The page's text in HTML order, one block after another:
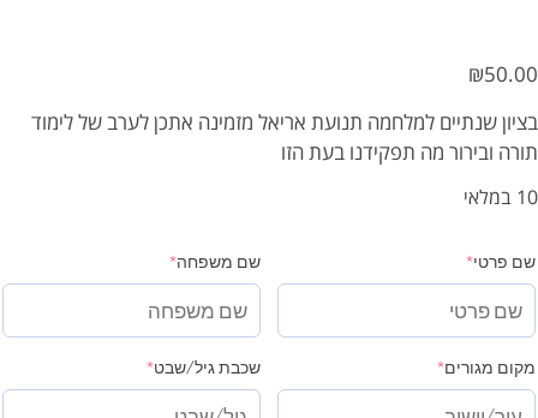
₪50.00
בציון שנתיים למלחמה תנועת אריאל מזמינה אתכןלערב של לימוד
תורה ובירור מה תפקידנו בעת הזו
10 במלאי
שם פרטי* שם משפחה*
מקום מגורים* שכבת גיל/שבט*